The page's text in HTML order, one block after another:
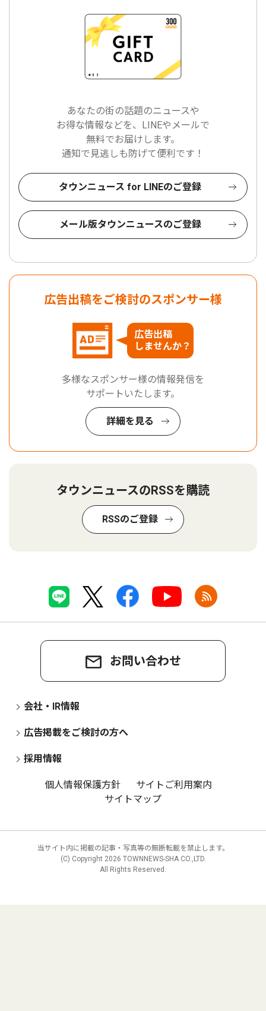
あなたの街の話題のニュースや
お得な情報などを、LINEやメールで
無料でお届けします。
通知で見逃しも防げて便利です！
タウンニュース for LINEのご登録
メール版タウンニュースのご登録
広告出稿をご検討のスポンサー様
広告出稿
しませんか？
多様なスポンサー様の情報発信を
サポートいたします。
詳細を見る
タウンニュースのRSSを購読
RSSのご登録
お問い合わせ
会社・IR情報
広告掲載をご検討の方へ
採用情報
個人情報保護方針
サイトご利用案内
サイトマップ
当サイト内に掲載の記事・写真等の無断転載を禁止します。
(C) Copyright 2026 TOWNNEWS-SHA CO.,LTD.
All Rights Reserved.